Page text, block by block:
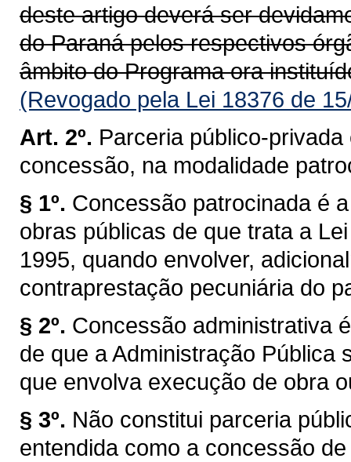
deste artigo deverá ser
do Paraná pelos respectivos
âmbito do Programa ora
(Revogado pela Lei 18376 de
Art. 2º. Parceria público-
concessão, na modalidade
§ 1º. Concessão patrocinada é
obras públicas de que trata a
1995, quando envolver,
contraprestação pecuniária do
§ 2º. Concessão administrativa
de que a Administração Pública
que envolva execução de obra
§ 3º. Não constitui parceria
entendida como a concessão